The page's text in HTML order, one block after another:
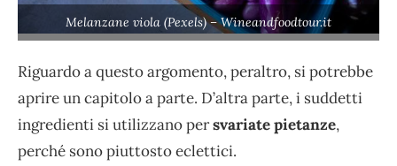
Melanzane viola (Pexels) – Wineandfoodtour.it
Riguardo a questo argomento, peraltro, si potrebbe
aprire un capitolo a parte. D’altra parte, i suddetti
ingredienti si utilizzano persvariate pietanze,
perché sono piuttosto eclettici.